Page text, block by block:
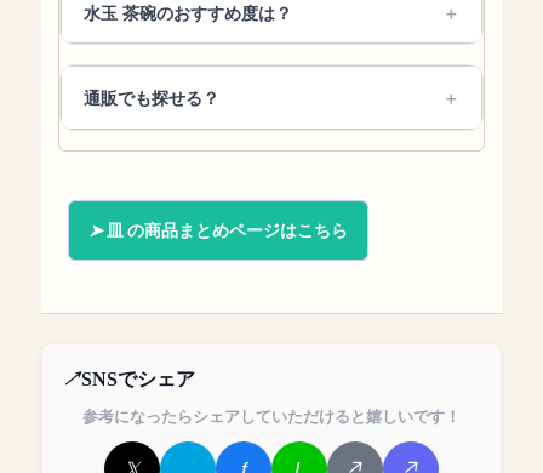
水玉 茶碗のおすすめ度は？
通販でも探せる？
皿 の商品まとめページはこちら
SNSでシェア
参考になったらシェアしていただけると嬉しいです！